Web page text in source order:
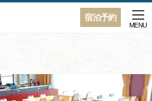
宿泊予約
MENU